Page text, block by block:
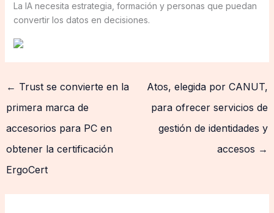
La IA necesita estrategia, formación y personas que puedan
convertir los datos en decisiones.
← Trust se convierte en la
primera marca de
accesorios para PC en
obtener la certificación
ErgoCert
Atos, elegida por CANUT,
para ofrecer servicios de
gestión de identidades y
accesos →